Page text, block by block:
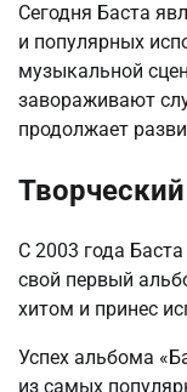
Сегодня Баста
и популярных
музыкальной
завораживают
продолжает
С 2003 года
свой первый
хитом и принес
Успех альбома
из самых